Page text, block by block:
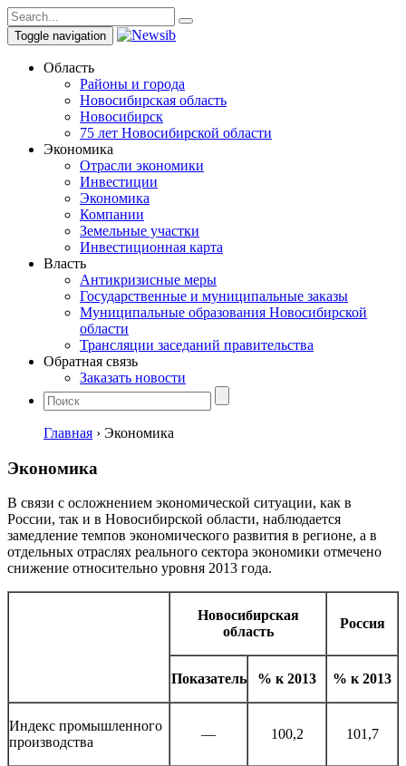
Toggle navigation
Область
Районы и города
Новосибирская область
Новосибирск
75 лет Новосибирской области
Экономика
Отрасли экономики
Инвестиции
Экономика
Компании
Земельные участки
Инвестиционная карта
Власть
Антикризисные меры
Государственные и муниципальные заказы
Муниципальные образования Новосибирской
области
Трансляции заседаний правительства
Обратная связь
Заказать новости
Главная › Экономика
Экономика
В связи с осложнением экономической ситуации, как в
России, так и в Новосибирской области, наблюдается
замедление темпов экономического развития в регионе, а в
отдельных отраслях реального сектора экономики отмечено
снижение относительно уровня 2013 года.
Новосибирская
область
Россия
Показатель % к 2013 % к 2013
Индекс промышленного
производства
— 100,2 101,7